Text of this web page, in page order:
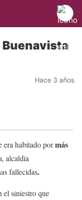
Buenavista
Hace 3 años
era habitado pormás
alcaldía
fallecidas.
el siniestro que